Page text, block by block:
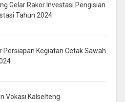
Gelar Rakor Investasi Pengisian
Tahun 2024
Persiapan Kegiatan Cetak Sawah
Vokasi Kalselteng